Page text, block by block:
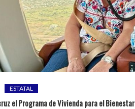
ESTATAL
el Programa de Vivienda para el Bienestar